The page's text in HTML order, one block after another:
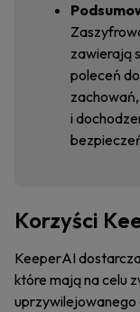
zawierają
poleceń
i
Korzyści
KeeperAI
które mają na celu
uprzywilejowanego